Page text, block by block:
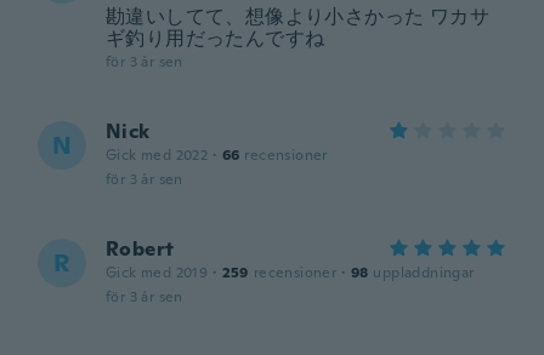
勘違いしてて、想像より小さかった ワカサ
ギ釣り用だったんですね
för 3 år sen
N Nick
Gick med 2022 · 66 recensioner
för 3 år sen
R Robert
Gick med 2019 · 259 recensioner · 98 uppladdningar
för 3 år sen